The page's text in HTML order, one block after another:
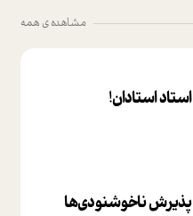
مشاهده ی همه
استاد استادان!
پذیرش ناخوشنودی‌ها